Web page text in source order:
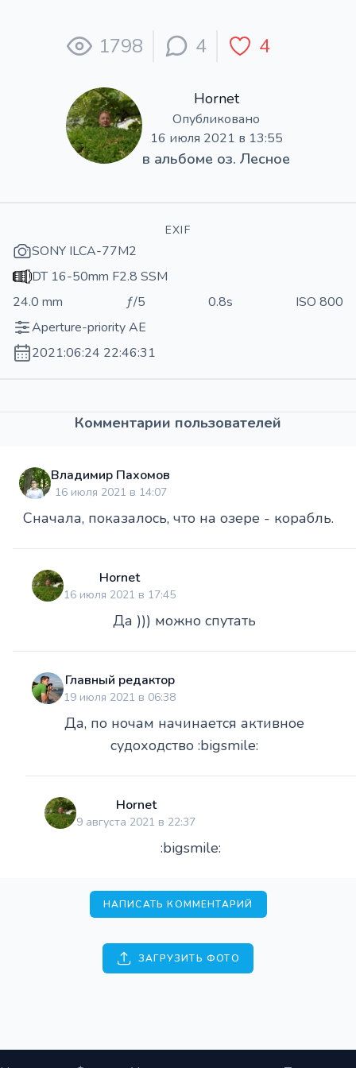
1798 4 4
Hornet
Опубликовано
16 июля 2021 в 13:55
в альбоме оз. Лесное
EXIF
SONY ILCA-77M2
DT 16-50mm F2.8 SSM
24.0 mm
ƒ/5 0.8s
ISO 800
Aperture-priority AE
2021:06:24 22:46:31
Комментарии пользователей
Владимир Пахомов
16 июля 2021 в 14:07
Сначала, показалось, что на озере - корабль.
Hornet
16 июля 2021 в 17:45
Да ))) можно спутать
Главный редактор
19 июля 2021 в 06:38
Да, по ночам начинается активное
судоходство :bigsmile:
Hornet
9 августа 2021 в 22:37
:bigsmile:
НАПИСАТЬ КОММЕНТАРИЙ
ЗАГРУЗИТЬ ФОТО